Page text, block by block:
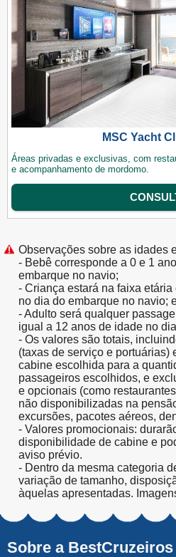
MSC Yacht
Áreas privadas e exclusivas, com
e acompanhamento de mordomo.
Observações sobre as idades
- Bebê corresponde a 0 e 1
embarque no navio;
- Criança estará na faixa
no dia do embarque no navio;
- Adulto será qualquer
igual a 12 anos de idade no
- Os valores são totais,
(taxas de serviço e portuárias)
cabine escolhida para a
passageiros escolhidos, e
e opcionais (como
não disponibilizadas na
excursões, pacotes aéreos,
- Valores promocionais:
disponibilidade de cabine e
aviso prévio.
- Dentro da mesma categoria
variação de tamanho,
àquelas apresentadas.
Sobre a BestCruzeiros